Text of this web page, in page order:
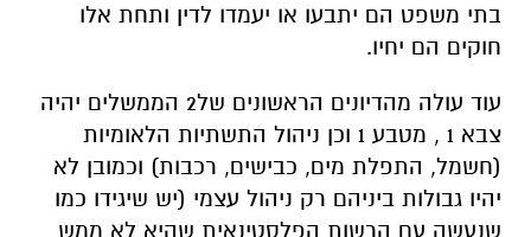
בתי משפט הם יתבעו או יעמדו לדין ותחת אלו
חוקים הם יחיו.
עוד עולה מהדיונים הראשונים של2 הממשלים יהיה
צבא 1 , מטבע 1 וכן ניהול התשתיות הלאומיות
(חשמל, התפלת מים, כבישים, רכבות) וכמובן לא
יהיו גבולות ביניהם רק ניהול עצמי (יש שיגידו כמו
שנעשה עם הרשות הפלסטינאית שהיא לא ממש